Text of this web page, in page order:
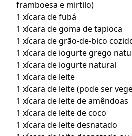
framboesa e mirtilo)
1 xícara de fubá
1 xícara de goma de tapioca
1 xícara de grão-de-bico
1 xícara de iogurte grego
1 xícara de iogurte natural
1 xícara de leite
1 xícara de leite (pode ser
1 xícara de leite de amêndoas
1 xícara de leite de coco
1 xícara de leite desnatado